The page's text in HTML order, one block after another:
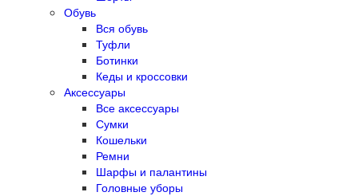
Обувь
Вся обувь
Туфли
Ботинки
Кеды и кроссовки
Аксессуары
Все аксессуары
Сумки
Кошельки
Ремни
Шарфы и палантины
Головные уборы